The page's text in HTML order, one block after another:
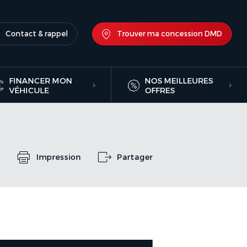
Contact & rappel Trouver ma concession DMD
FINANCER MON
VÉHICULE
NOS MEILLEURES
OFFRES
Impression Partager